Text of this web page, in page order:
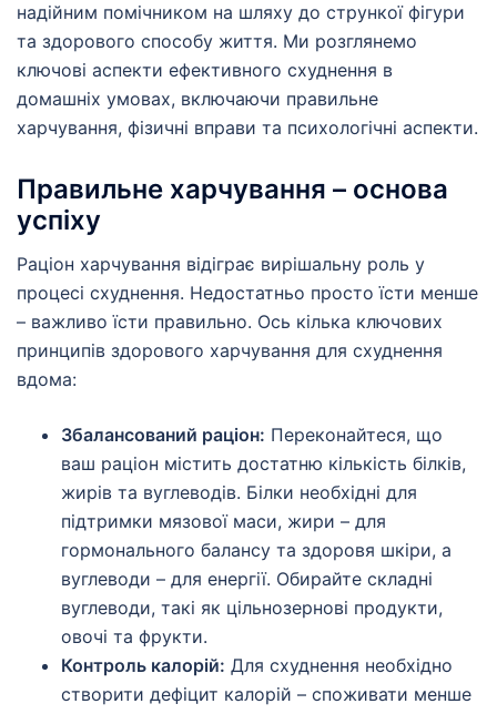
надійним помічником на шляху до стрункої фігури
та здорового способу життя. Ми розглянемо
ключові аспекти ефективного схуднення в
домашніх умовах, включаючи правильне
харчування, фізичні вправи та психологічні аспекти.
Правильне харчування – основа
успіху
Раціон харчування відіграє вирішальну роль у
процесі схуднення. Недостатньо просто їсти менше
– важливо їсти правильно. Ось кілька ключових
принципів здорового харчування для схуднення
вдома:
Збалансований раціон: Переконайтеся, що
ваш раціон містить достатню кількість білків,
жирів та вуглеводів. Білки необхідні для
підтримки мязової маси, жири – для
гормонального балансу та здоровя шкіри, а
вуглеводи – для енергії. Обирайте складні
вуглеводи, такі як цільнозернові продукти,
овочі та фрукти.
Контроль калорій: Для схуднення необхідно
створити дефіцит калорій – споживати менше